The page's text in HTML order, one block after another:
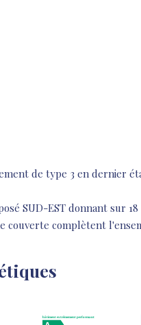
de type 3 en dernier
SUD-EST donnant sur
couverte complètent